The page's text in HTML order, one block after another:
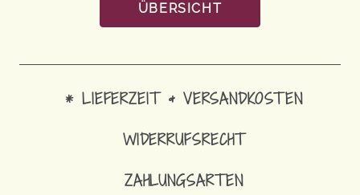
ÜBERSICHT
* LIEFERZEIT & VERSANDKOSTEN
WIDERRUFSRECHT
ZAHLUNGSARTEN